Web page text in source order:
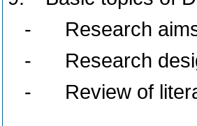
-
Research
-
Research
-
Review of